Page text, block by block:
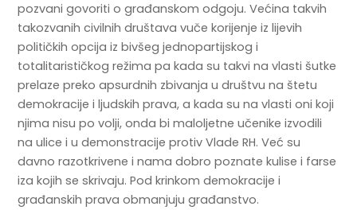
pozvani govoriti o građanskom odgoju. Većina takvih
takozvanih civilnih društava vuče korijenje iz lijevih
političkih opcija iz bivšeg jednopartijskog i
totalitarističkog režima pa kada su takvi na vlasti šutke
prelaze preko apsurdnih zbivanja u društvu na štetu
demokracije i ljudskih prava, a kada su na vlasti oni koji
njima nisu po volji, onda bi maloljetne učenike izvodili
na ulice i u demonstracije protiv Vlade RH. Već su
davno razotkrivene i nama dobro poznate kulise i farse
iza kojih se skrivaju. Pod krinkom demokracije i
građanskih prava obmanjuju građanstvo.